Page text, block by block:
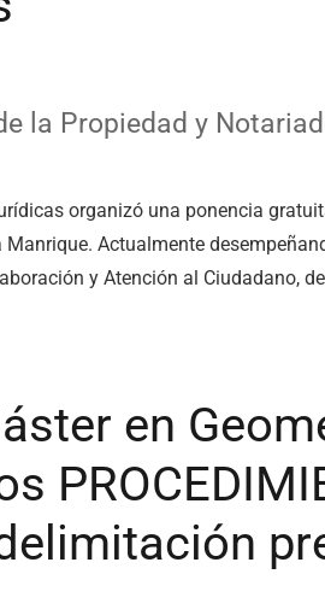
la Propiedad y
organizó una ponencia
Actualmente
y Atención al Ciudadano,
en